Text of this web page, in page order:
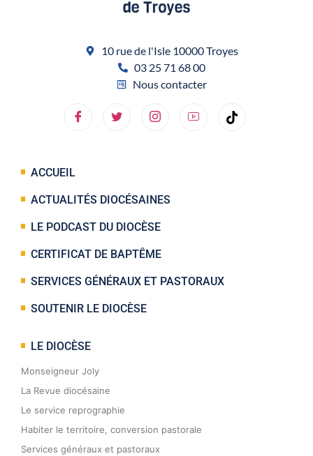
10 rue de l'Isle 10000 Troyes
03 25 71 68 00
Nous contacter
ACCUEIL
ACTUALITÉS DIOCÉSAINES
LE PODCAST DU DIOCÈSE
CERTIFICAT DE BAPTÊME
SERVICES GÉNÉRAUX ET PASTORAUX
SOUTENIR LE DIOCÈSE
LE DIOCÈSE
Monseigneur Joly
La Revue diocésaine
Le service reprographie
Habiter le territoire, conversion pastorale
Services généraux et pastoraux